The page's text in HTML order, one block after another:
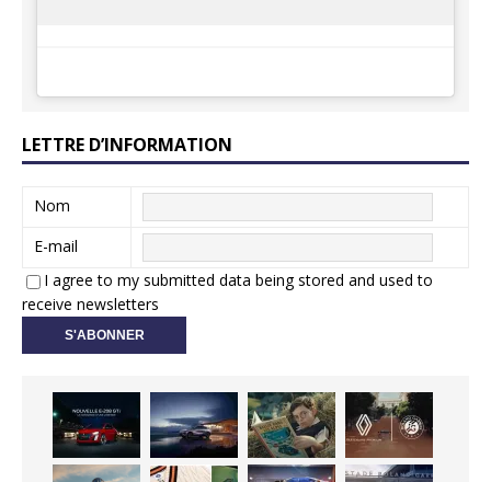
LETTRE D’INFORMATION
Nom
E-mail
I agree to my submitted data being stored and used to
receive newsletters